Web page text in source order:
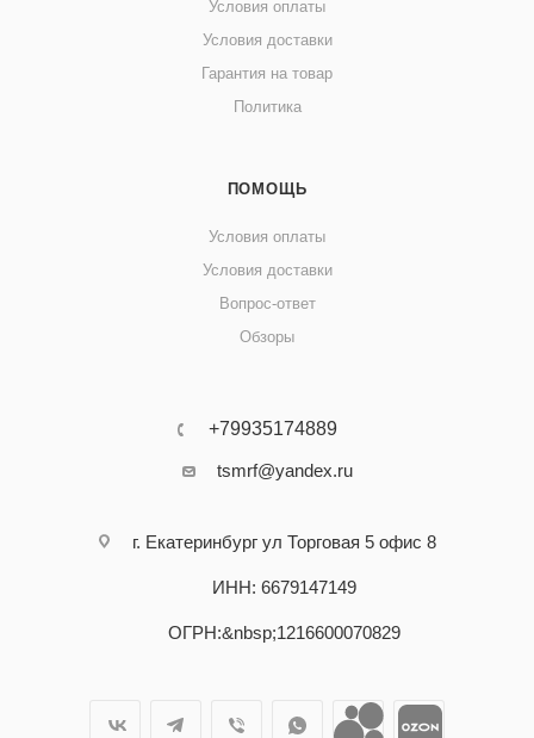
Условия оплаты
Условия доставки
Гарантия на товар
Политика
ПОМОЩЬ
Условия оплаты
Условия доставки
Вопрос-ответ
Обзоры
+79935174889
tsmrf@yandex.ru
г. Екатеринбург ул Торговая 5 офис 8
ИНН: 6679147149
ОГРН:&nbsp;1216600070829